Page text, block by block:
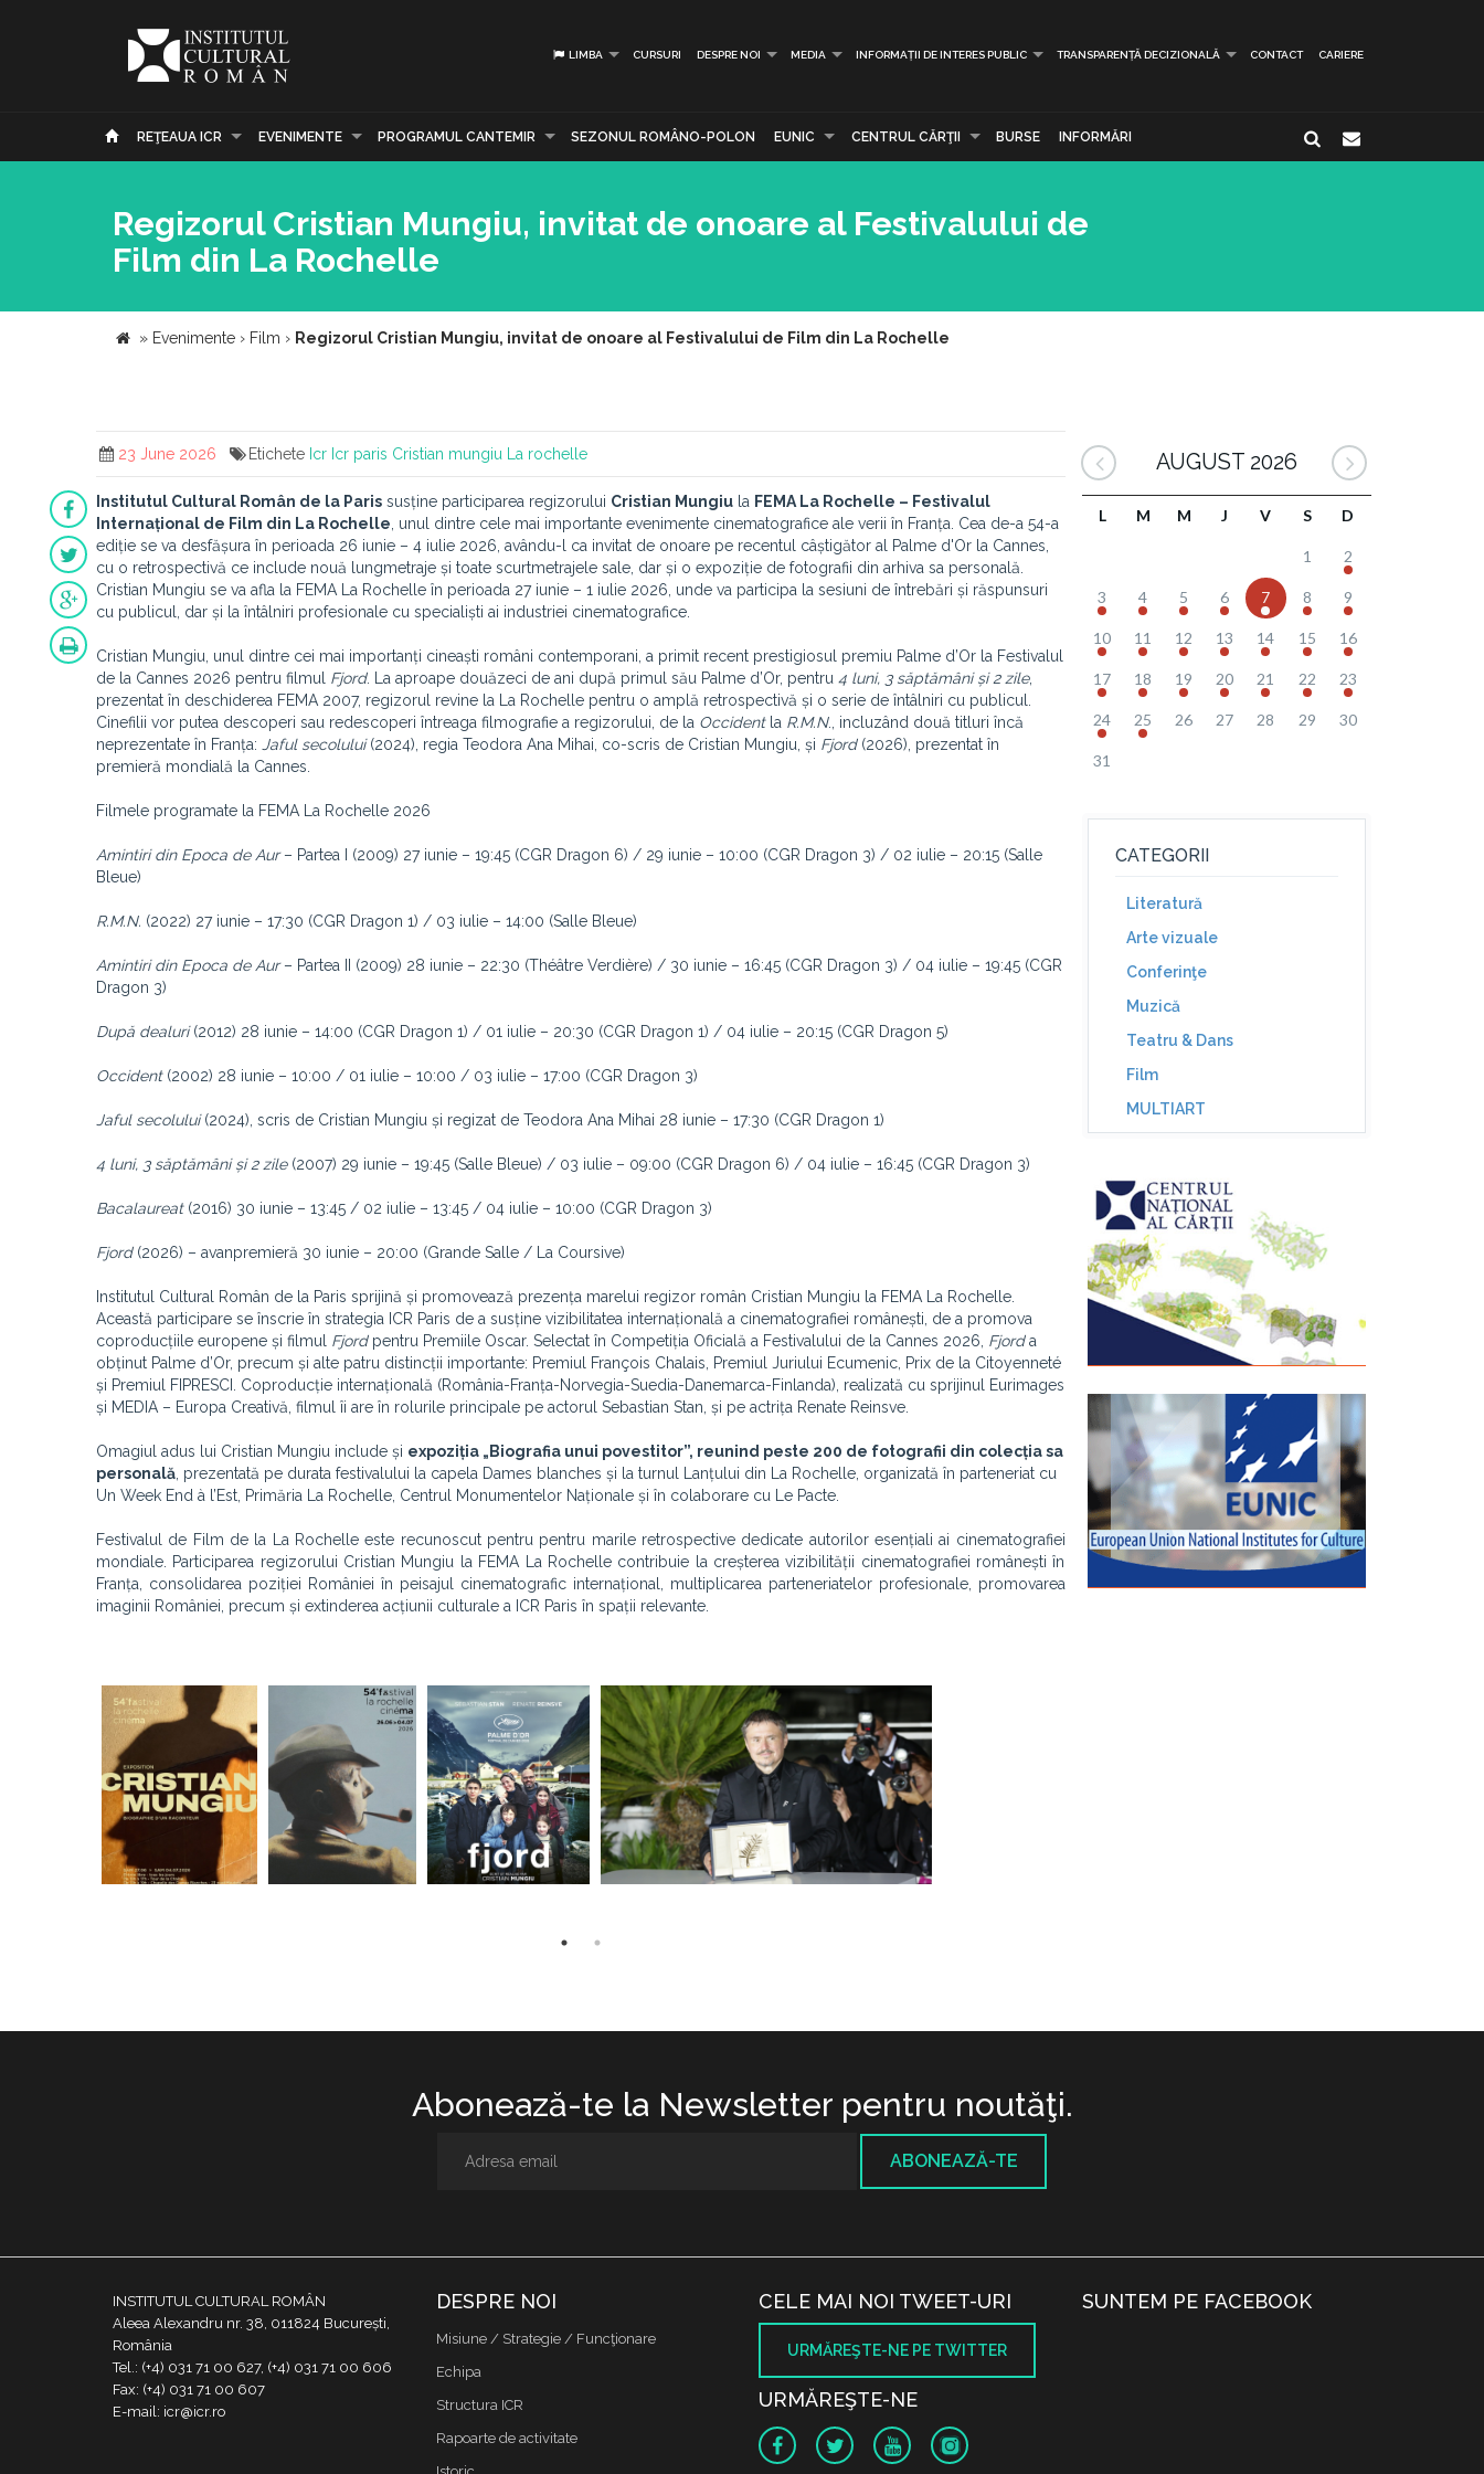
LIMBA CURSURI DESPRE NOI MEDIA INFORMAȚII DE INTERES PUBLIC TRANSPARENȚĂ DECIZIONALĂ CONTACT CARIERE
REŢEAUA ICR EVENIMENTE PROGRAMUL CANTEMIR SEZONUL ROMÂNO-POLON EUNIC CENTRUL CĂRŢII BURSE INFORMĂRI
Regizorul Cristian Mungiu, invitat de onoare al Festivalului de
Film din La Rochelle
» Evenimente › Film › Regizorul Cristian Mungiu, invitat de onoare al Festivalului de Film din La Rochelle
23 June 2026 Etichete Icr Icr paris Cristian mungiu La rochelle
Institutul Cultural Român de la Paris susține participarea regizorului Cristian Mungiu la FEMA La Rochelle – Festivalul
Internațional de Film din La Rochelle , unul dintre cele mai importante evenimente cinematografice ale verii în Franța. Cea de-a 54-a
ediție se va desfășura în perioada 26 iunie – 4 iulie 2026, avându-l ca invitat de onoare pe recentul câștigător al Palme d'Or la Cannes,
cu o retrospectivă ce include nouă lungmetraje și toate scurtmetrajele sale, dar și o expoziție de fotografii din arhiva sa personală.
Cristian Mungiu se va afla la FEMA La Rochelle în perioada 27 iunie – 1 iulie 2026, unde va participa la sesiuni de întrebări și răspunsuri
cu publicul, dar și la întâlniri profesionale cu specialiști ai industriei cinematografice.
Cristian Mungiu, unul dintre cei mai importanți cineaști români contemporani, a primit recent prestigiosul premiu Palme d’Or la Festivalul
de la Cannes 2026 pentru filmul Fjord. La aproape douăzeci de ani după primul său Palme d’Or, pentru 4 luni, 3 săptămâni și 2 zile,
prezentat în deschiderea FEMA 2007, regizorul revine la La Rochelle pentru o amplă retrospectivă și o serie de întâlniri cu publicul.
Cinefilii vor putea descoperi sau redescoperi întreaga filmografie a regizorului, de la Occidentla R.M.N., incluzând două titluri încă
neprezentate în Franța: Jaful secolului(2024), regia Teodora Ana Mihai, co-scris de Cristian Mungiu, și Fjord(2026), prezentat în
premieră mondială la Cannes.
Filmele programate la FEMA La Rochelle 2026
Amintiri din Epoca de Aur– Partea I (2009) 27 iunie – 19:45 (CGR Dragon 6) / 29 iunie – 10:00 (CGR Dragon 3) / 02 iulie – 20:15 (Salle
Bleue)
R.M.N. (2022) 27 iunie – 17:30 (CGR Dragon 1) / 03 iulie – 14:00 (Salle Bleue)
Amintiri din Epoca de Aur– Partea II (2009) 28 iunie – 22:30 (Théâtre Verdière) / 30 iunie – 16:45 (CGR Dragon 3) / 04 iulie – 19:45 (CGR
Dragon 3)
După dealuri(2012) 28 iunie – 14:00 (CGR Dragon 1) / 01 iulie – 20:30 (CGR Dragon 1) / 04 iulie – 20:15 (CGR Dragon 5)
Occident(2002) 28 iunie – 10:00 / 01 iulie – 10:00 / 03 iulie – 17:00 (CGR Dragon 3)
Jaful secolului(2024), scris de Cristian Mungiu și regizat de Teodora Ana Mihai 28 iunie – 17:30 (CGR Dragon 1)
4 luni, 3 săptămâni și 2 zile(2007) 29 iunie – 19:45 (Salle Bleue) / 03 iulie – 09:00 (CGR Dragon 6) / 04 iulie – 16:45 (CGR Dragon 3)
Bacalaureat(2016) 30 iunie – 13:45 / 02 iulie – 13:45 / 04 iulie – 10:00 (CGR Dragon 3)
Fjord(2026) – avanpremieră 30 iunie – 20:00 (Grande Salle / La Coursive)
Institutul Cultural Român de la Paris sprijină și promovează prezența marelui regizor român Cristian Mungiu la FEMA La Rochelle.
Această participare se înscrie în strategia ICR Paris de a susține vizibilitatea internațională a cinematografiei românești, de a promova
coproducțiile europene și filmul Fjordpentru Premiile Oscar. Selectat în Competiția Oficială a Festivalului de la Cannes 2026, Fjorda
obținut Palme d’Or, precum și alte patru distincții importante: Premiul François Chalais, Premiul Juriului Ecumenic, Prix de la Citoyenneté
și Premiul FIPRESCI. Coproducție internațională (România-Franța-Norvegia-Suedia-Danemarca-Finlanda), realizată cu sprijinul Eurimages
și MEDIA – Europa Creativă, filmul îi are în rolurile principale pe actorul Sebastian Stan, și pe actrița Renate Reinsve.
Omagiul adus lui Cristian Mungiu include și expoziția „Biografia unui povestitor”, reunind peste 200 de fotografii din colecția sa
personală , prezentată pe durata festivalului la capela Dames blanches și la turnul Lanțului din La Rochelle, organizată în parteneriat cu
Un Week End à l’Est, Primăria La Rochelle, Centrul Monumentelor Naționale și în colaborare cu Le Pacte.
Festivalul de Film de la La Rochelle este recunoscut pentru pentru marile retrospective dedicate autorilor esențiali ai cinematografiei
mondiale. Participarea regizorului Cristian Mungiu la FEMA La Rochelle contribuie la creșterea vizibilității cinematografiei românești în
Franța, consolidarea poziției României în peisajul cinematografic internațional, multiplicarea parteneriatelor profesionale, promovarea
imaginii României, precum și extinderea acțiunii culturale a ICR Paris în spații relevante.
AUGUST 2026
L M M J V S D
1 2
3 4 5 6 7 8 9
10 11 12 13 14 15 16
17 18 19 20 21 22 23
24 25 26 27 28 29 30
31
CATEGORII
Literatură
Arte vizuale
Conferinţe
Muzică
Teatru & Dans
Film
MULTIART
Abonează-te la Newsletter pentru noutăţi.
ABONEAZĂ-TE
INSTITUTUL CULTURAL ROMÂN
Aleea Alexandru nr. 38, 011824 București,
România
Tel.: (+4) 031 71 00 627, (+4) 031 71 00 606
Fax: (+4) 031 71 00 607
E-mail: icr@icr.ro
DESPRE NOI
Misiune / Strategie / Funcţionare
Echipa
Structura ICR
Rapoarte de activitate
CELE MAI NOI TWEET-URI
URMĂREŞTE-NE PE TWITTER
URMĂREŞTE-NE
SUNTEM PE FACEBOOK